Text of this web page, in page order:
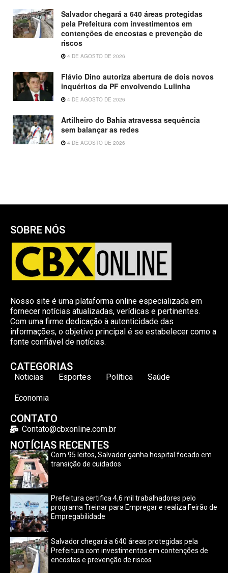
Salvador chegará a 640 áreas protegidas
pela Prefeitura com investimentos em
contenções de encostas e prevenção de
riscos
4 DE AGOSTO DE 2026
Flávio Dino autoriza abertura de dois novos
inquéritos da PF envolvendo Lulinha
4 DE AGOSTO DE 2026
Artilheiro do Bahia atravessa sequência
sem balançar as redes
4 DE AGOSTO DE 2026
SOBRE NÓS
Nosso site é uma plataforma online especializada em
fornecer notícias atualizadas, verídicas e pertinentes.
Com uma firme dedicação à autenticidade das
informações, o objetivo principal é se estabelecer como a
fonte confiável de notícias.
CATEGORIAS
Noticias Esportes Política Saúde
Economia
CONTATO
Contato@cbxonline.com.br
NOTÍCIAS RECENTES
Com 95 leitos, Salvador ganha hospital focado em
transição de cuidados
Prefeitura certifica 4,6 mil trabalhadores pelo
programa Treinar para Empregar e realiza Feirão de
Empregabilidade
Salvador chegará a 640 áreas protegidas pela
Prefeitura com investimentos em contenções de
encostas e prevenção de riscos